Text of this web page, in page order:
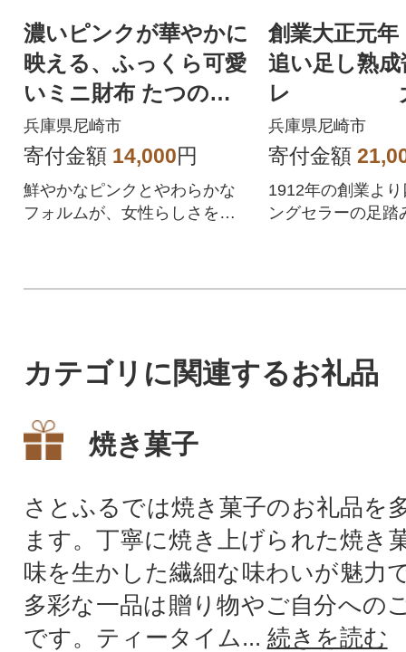
濃いピンクが華やかに
映える、ふっくら可愛
いミニ財布 たつの市
産牛革使用 HEDGE
兵庫県尼崎市
寄付金額 14,000円
鮮やかなピンクとやわらかな
フォルムが、女性らしさを引
創業大正元
追い足し熟成
レ 大
中華そば(5人
麺1玉付)
兵庫県尼崎市
寄付金額
1912年の創業よ
ングセラーの足踏
カテゴリに関連するお礼品
焼き菓子
さとふるでは焼き菓子のお礼品を
ます。丁寧に焼き上げられた焼き
味を生かした繊細な味わいが魅力
多彩な一品は贈り物やご自分への
です。ティータイム... 続きを読む